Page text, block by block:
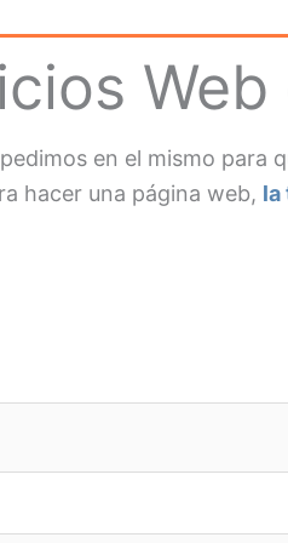
Web
en el mismo para
hacer una página web, la